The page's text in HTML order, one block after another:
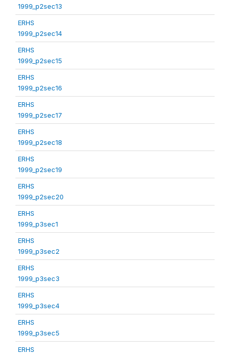
1999_p2sec13
ERHS
1999_p2sec14
ERHS
1999_p2sec15
ERHS
1999_p2sec16
ERHS
1999_p2sec17
ERHS
1999_p2sec18
ERHS
1999_p2sec19
ERHS
1999_p2sec20
ERHS
1999_p3sec1
ERHS
1999_p3sec2
ERHS
1999_p3sec3
ERHS
1999_p3sec4
ERHS
1999_p3sec5
ERHS